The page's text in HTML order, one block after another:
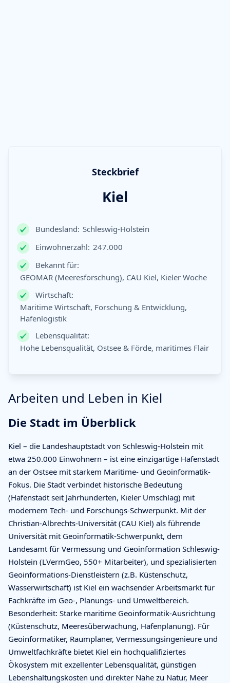
Steckbrief
Kiel
Bundesland: Schleswig-Holstein
Einwohnerzahl: 247.000
Bekannt für:
GEOMAR (Meeresforschung), CAU Kiel, Kieler Woche
Wirtschaft:
Maritime Wirtschaft, Forschung & Entwicklung,
Hafenlogistik
Lebensqualität:
Hohe Lebensqualität, Ostsee & Förde, maritimes Flair
Arbeiten und Leben in Kiel
Die Stadt im Überblick
Kiel – die Landeshauptstadt von Schleswig-Holstein mit
etwa 250.000 Einwohnern – ist eine einzigartige Hafenstadt
an der Ostsee mit starkem Maritime- und Geoinformatik-
Fokus. Die Stadt verbindet historische Bedeutung
(Hafenstadt seit Jahrhunderten, Kieler Umschlag) mit
modernem Tech- und Forschungs-Schwerpunkt. Mit der
Christian-Albrechts-Universität (CAU Kiel) als führende
Universität mit Geoinformatik-Schwerpunkt, dem
Landesamt für Vermessung und Geoinformation Schleswig-
Holstein (LVermGeo, 550+ Mitarbeiter), und spezialisierten
Geoinformations-Dienstleistern (z.B. Küstenschutz,
Wasserwirtschaft) ist Kiel ein wachsender Arbeitsmarkt für
Fachkräfte im Geo-, Planungs- und Umweltbereich.
Besonderheit: Starke maritime Geoinformatik-Ausrichtung
(Küstenschutz, Meeresüberwachung, Hafenplanung). Für
Geoinformatiker, Raumplaner, Vermessungsingenieure und
Umweltfachkräfte bietet Kiel ein hochqualifiziertes
Ökosystem mit exzellenter Lebensqualität, günstigen
Lebenshaltungskosten und direkter Nähe zu Natur, Meer